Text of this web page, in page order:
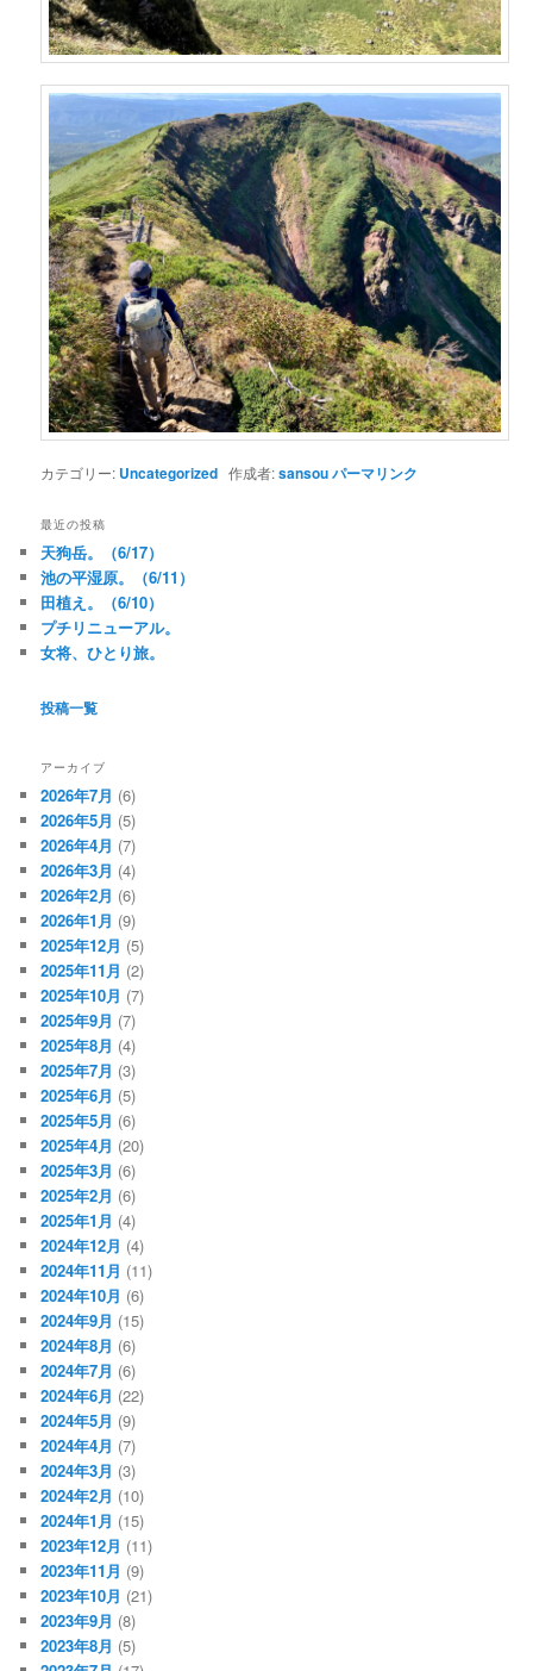
カテゴリー: Uncategorized 作成者:sansouパーマリンク
最近の投稿
天狗岳。（6/17）
池の平湿原。（6/11）
田植え。（6/10）
プチリニューアル。
女将、ひとり旅。
投稿一覧
アーカイブ
2026年7月 (6)
2026年5月 (5)
2026年4月 (7)
2026年3月 (4)
2026年2月 (6)
2026年1月 (9)
2025年12月 (5)
2025年11月 (2)
2025年10月 (7)
2025年9月 (7)
2025年8月 (4)
2025年7月 (3)
2025年6月 (5)
2025年5月 (6)
2025年4月 (20)
2025年3月 (6)
2025年2月 (6)
2025年1月 (4)
2024年12月 (4)
2024年11月 (11)
2024年10月 (6)
2024年9月 (15)
2024年8月 (6)
2024年7月 (6)
2024年6月 (22)
2024年5月 (9)
2024年4月 (7)
2024年3月 (3)
2024年2月 (10)
2024年1月 (15)
2023年12月 (11)
2023年11月 (9)
2023年10月 (21)
2023年9月 (8)
2023年8月 (5)